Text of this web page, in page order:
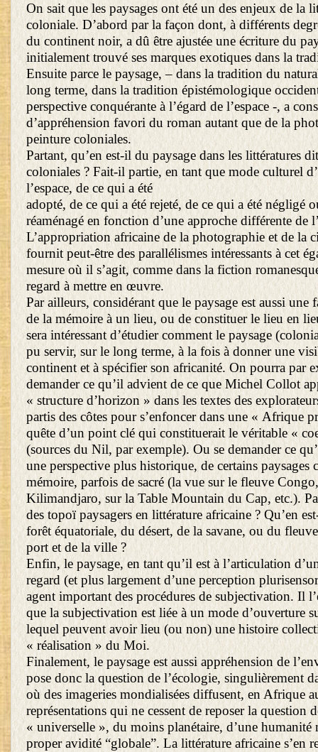
On sait que les paysages ont été un des enjeux de la
coloniale. D’abord par la façon dont, à différents
du continent noir, a dû être ajustée une écriture du
initialement trouvé ses marques exotiques dans la
Ensuite parce le paysage, – dans la tradition du
long terme, dans la tradition épistémologique
perspective conquérante à l’égard de l’espace -, a
d’appréhension favori du roman autant que de la
peinture coloniales.
Partant, qu’en est-il du paysage dans les littératures
coloniales ? Fait-il partie, en tant que mode culturel
l’espace, de ce qui a été
adopté, de ce qui a été rejeté, de ce qui a été négligé
réaménagé en fonction d’une approche différente de
L’appropriation africaine de la photographie et de la
fournit peut-être des parallélismes intéressants à cet
mesure où il s’agit, comme dans la fiction
regard à mettre en œuvre.
Par ailleurs, considérant que le paysage est aussi une
de la mémoire à un lieu, ou de constituer le lieu en
sera intéressant d’étudier comment le paysage
pu servir, sur le long terme, à la fois à donner une
continent et à spécifier son africanité. On pourra par
demander ce qu’il advient de ce que Michel Collot
« structure d’horizon » dans les textes des
partis des côtes pour s’enfoncer dans une « Afrique
quête d’un point clé qui constituerait le véritable «
(sources du Nil, par exemple). Ou se demander ce
une perspective plus historique, de certains paysages
mémoire, parfois de sacré (la vue sur le fleuve
Kilimandjaro, sur la Table Mountain du Cap, etc.).
des topoï paysagers en littérature africaine ? Qu’en
forêt équatoriale, du désert, de la savane, ou du
port et de la ville ?
Enfin, le paysage, en tant qu’il est à l’articulation
regard (et plus largement d’une perception
agent important des procédures de subjectivation. Il
que la subjectivation est liée à un mode d’ouverture
lequel peuvent avoir lieu (ou non) une histoire
« réalisation » du Moi.
Finalement, le paysage est aussi appréhension de
pose donc la question de l’écologie, singulièrement
où des imageries mondialisées diffusent, en Afrique
représentations qui ne cessent de reposer la question
« universelle », du moins planétaire, d’une humanité
proper avidité “globale”. La littérature africaine s’en